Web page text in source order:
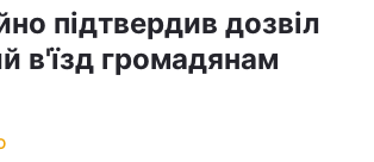
підтвердив дозвіл
в'їзд громадянам